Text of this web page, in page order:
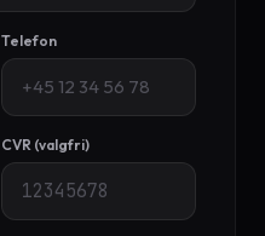
Telefon
CVR (valgfri)